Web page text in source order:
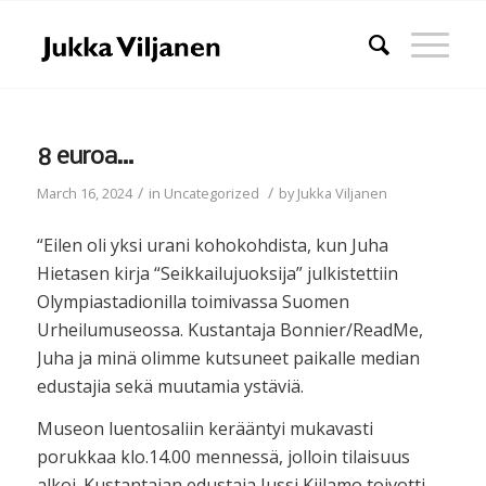
8 euroa…
March 16, 2024 / in Uncategorized / byJukka Viljanen
“Eilen oli yksi urani kohokohdista, kun Juha
Hietasen kirja “Seikkailujuoksija” julkistettiin
Olympiastadionilla toimivassa Suomen
Urheilumuseossa. Kustantaja Bonnier/ReadMe,
Juha ja minä olimme kutsuneet paikalle median
edustajia sekä muutamia ystäviä.
Museon luentosaliin kerääntyi mukavasti
porukkaa klo.14.00 mennessä, jolloin tilaisuus